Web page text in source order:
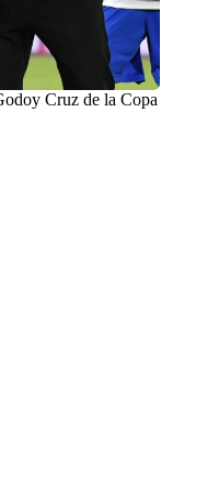
Cruz de la Copa